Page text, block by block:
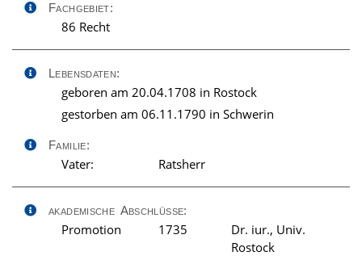
Fachgebiet:
86 Recht
Lebensdaten:
geboren am 20.04.1708 in Rostock
gestorben am 06.11.1790 in Schwerin
Familie:
Vater: Ratsherr
akademische Abschlüsse:
Promotion 1735
Dr. iur., Univ.
Rostock